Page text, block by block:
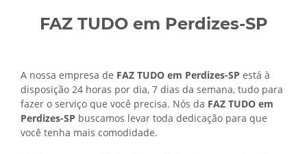
FAZ TUDO em Perdizes-SP
A nossa empresa de FAZ TUDO em Perdizes-SP está à
disposição 24 horas por dia, 7 dias da semana, tudo para
fazer o serviço que você precisa. Nós da FAZ TUDO em
Perdizes-SP buscamos levar toda dedicação para que
você tenha mais comodidade.